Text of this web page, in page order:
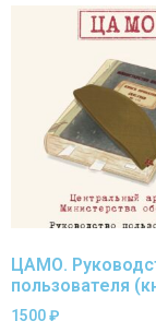
ЦАМО.
пользователя
1500₽